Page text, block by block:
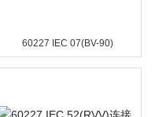
60227 IEC 07(BV-90)